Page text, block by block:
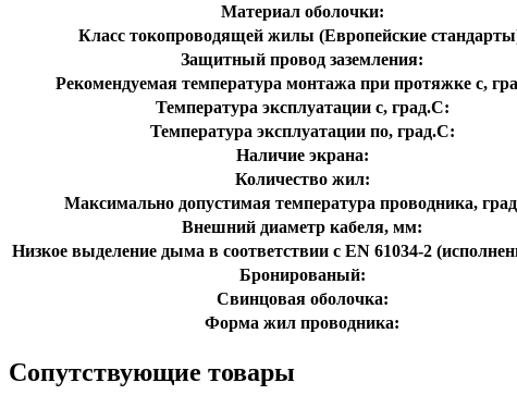
Материал оболочки:
Класс токопроводящей жилы (Европейские
Защитный провод заземления:
Рекомендуемая температура монтажа при протяжке с,
Температура эксплуатации с, град.C:
Температура эксплуатации по, град.C:
Наличие экрана:
Количество жил:
Максимально допустимая температура проводника,
Внешний диаметр кабеля, мм:
Низкое выделение дыма в соответствии с EN 61034-2
Бронированый:
Свинцовая оболочка:
Форма жил проводника:
Сопутствующие товары